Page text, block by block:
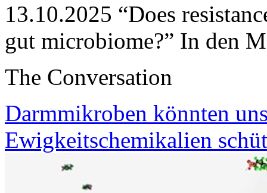
13.10.2025 “Does
gut microbiome?” In den
The Conversation
Darmmikroben könnten
Ewigkeitschemikalien